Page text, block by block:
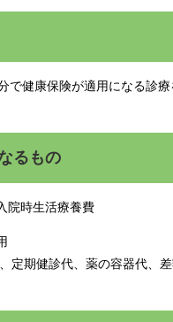
で健康保険が適用になる診
るもの
院時生活療養費
定期健診代、薬の容器代、